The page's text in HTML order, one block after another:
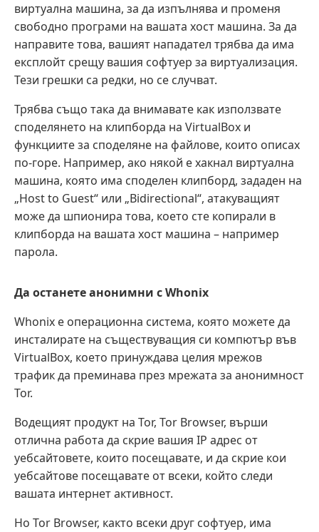
виртуална машина, за да изпълнява и променя
свободно програми на вашата хост машина. За да
направите това, вашият нападател трябва да има
експлойт срещу вашия софтуер за виртуализация.
Тези грешки са редки, но се случват.
Трябва също така да внимавате как използвате
споделянето на клипборда на VirtualBox и
функциите за споделяне на файлове, които описах
по-горе. Например, ако някой е хакнал виртуална
машина, която има споделен клипборд, зададен на
„Host to Guest“ или „Bidirectional“, атакуващият
може да шпионира това, което сте копирали в
клипборда на вашата хост машина – например
парола.
Да останете анонимни с Whonix
Whonix е операционна система, която можете да
инсталирате на съществуващия си компютър във
VirtualBox, което принуждава целия мрежов
трафик да преминава през мрежата за анонимност
Tor.
Водещият продукт на Tor, Tor Browser, върши
отлична работа да скрие вашия IP адрес от
уебсайтовете, които посещавате, и да скрие кои
уебсайтове посещавате от всеки, който следи
вашата интернет активност.
Но Tor Browser, както всеки друг софтуер, има